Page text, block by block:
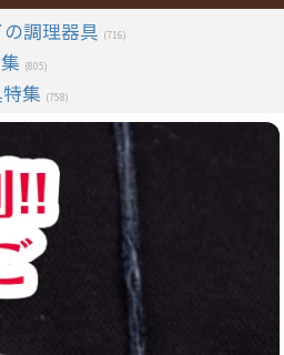
調理器具 (716)
(805)
集 (758)